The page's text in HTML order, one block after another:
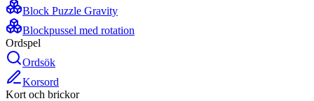
Block Puzzle Gravity
Blockpussel med rotation
Ordspel
Ordsök
Korsord
Kort och brickor